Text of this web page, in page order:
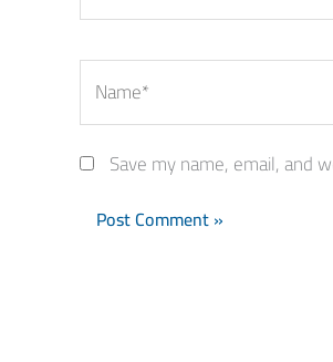
Save my name, email, and